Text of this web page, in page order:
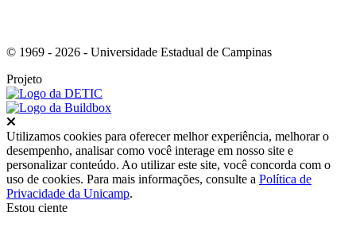
© 1969 - 2026 - Universidade Estadual de Campinas
Projeto
Utilizamos cookies para oferecer melhor experiência, melhorar o
desempenho, analisar como você interage em nosso site e
personalizar conteúdo. Ao utilizar este site, você concorda com o
uso de cookies. Para mais informações, consulte a Política de
Privacidade da Unicamp.
Estou ciente